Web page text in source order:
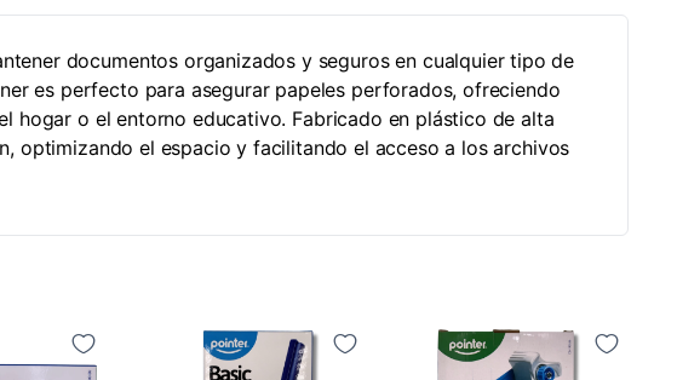
documentos organizados y seguros en cualquier tipo de
es perfecto para asegurar papeles perforados, ofreciendo
hogar o el entorno educativo. Fabricado en plástico de alta
optimizando el espacio y facilitando el acceso a los archivos